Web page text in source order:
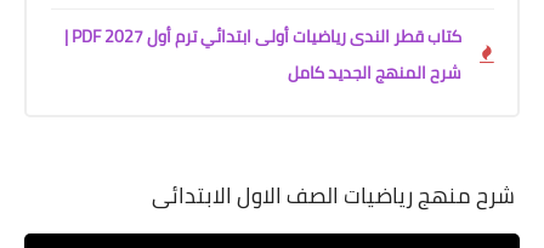
كتاب قطر الندى رياضيات أولى ابتدائي ترم أول 2027 PDF |
شرح المنهج الجديد كامل
شرح منهج رياضيات الصف الاول الابتدائى